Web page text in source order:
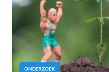
ONDERZOEK